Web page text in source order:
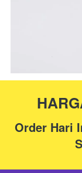
Order Hari